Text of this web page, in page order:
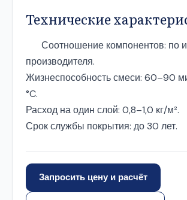
Технические
Соотношение компонентов: по
производителя.
Жизнеспособность смеси: 60–90
°C.
Расход на один слой: 0,8–1,0 кг/м².
Срок службы покрытия: до 30 лет.
Запросить цену и расчёт